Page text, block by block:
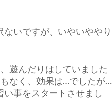
か)
いですが、いやいややり
遊んだりはしていました
なく、効果は…でしたが…
事をスタートさせまし